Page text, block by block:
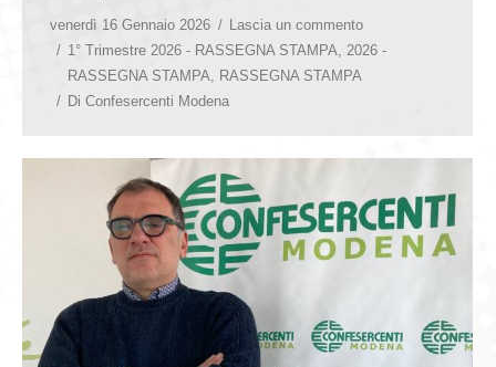
venerdì 16 Gennaio 2026
Lascia un commento
1° Trimestre 2026 - RASSEGNA STAMPA
2026 -
RASSEGNA STAMPA
RASSEGNA STAMPA
Di Confesercenti Modena